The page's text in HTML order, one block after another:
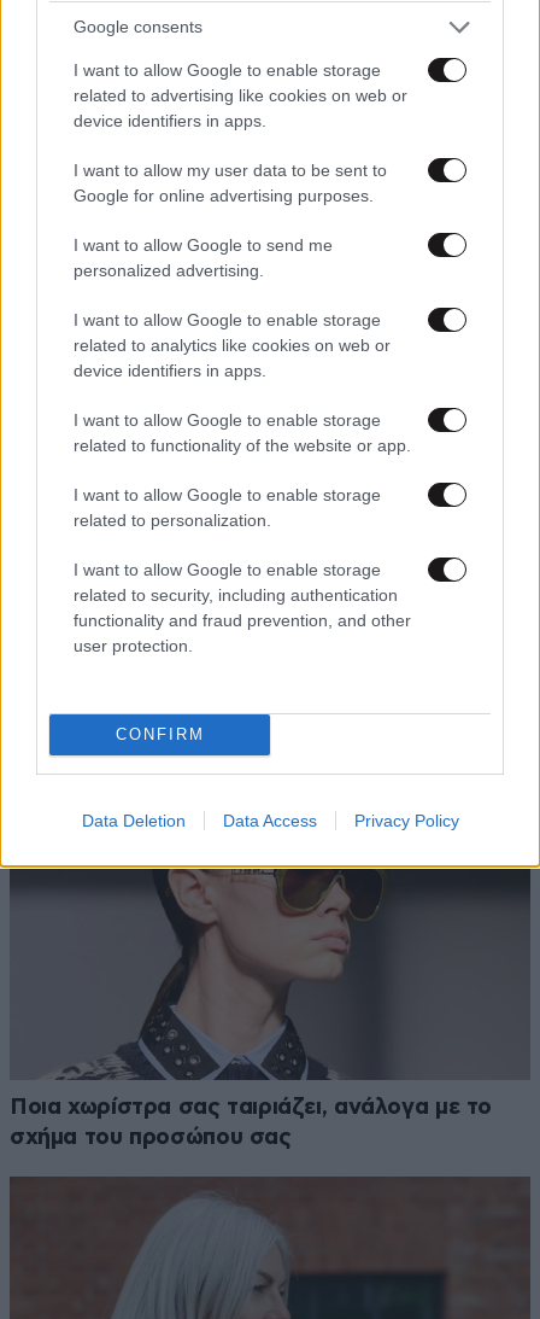
Google consents
I want to allow Google to enable storage
related to advertising like cookies on web or
device identifiers in apps.
I want to allow my user data to be sent to
Google for online advertising purposes.
I want to allow Google to send me
personalized advertising.
I want to allow Google to enable storage
related to analytics like cookies on web or
device identifiers in apps.
I want to allow Google to enable storage
related to functionality of the website or app.
I want to allow Google to enable storage
related to personalization.
I want to allow Google to enable storage
related to security, including authentication
functionality and fraud prevention, and other
user protection.
CONFIRM
Data Deletion Data Access Privacy Policy
Το «ice cream perfume» είναι η πιο γλυκιά τάση
στα αρώματα του καλοκαιριού – Σαντιγή,
ξεχωρίζουν
Μπορεί αυτό το serum των 36 ευρώ να χαρίσει
Ποια χωρίστρα σας ταιριάζει, ανάλογα με το
σχήμα του προσώπου σας